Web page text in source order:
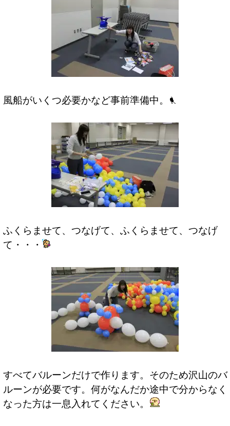
風船がいくつ必要かなど事前準備中。
ふくらませて、つなげて、ふくらませて、つなげ
て・・・
すべてバルーンだけで作ります。そのため沢山のバ
ルーンが必要です。何がなんだか途中で分からなく
なった方は一息入れてください。